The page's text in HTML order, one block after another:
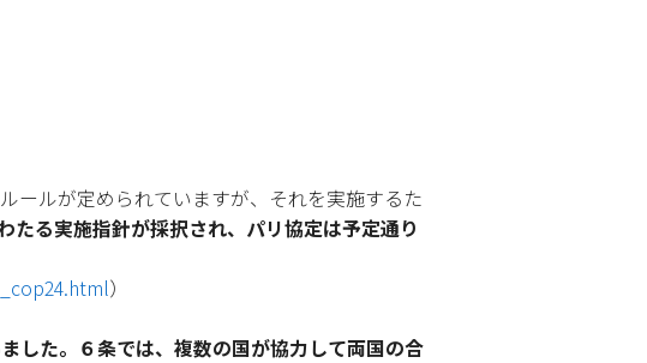
ールが定められていますが、それを実施するた
たる実施指針が採択され、パリ協定は予定通り
）
した。６条では、複数の国が協力して両国の合